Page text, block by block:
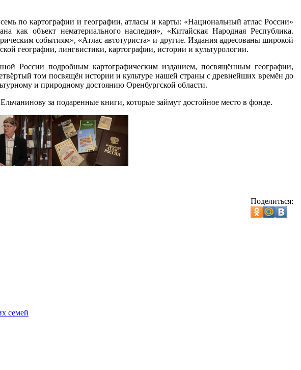
по картографии и географии, атласы и карты: «Национальный атлас России»
как объект нематериального наследия», «Китайская Народная Республика.
событиям», «Атлас автотуриста» и другие. Издания адресованы широкой
географии, лингвистики, картографии, истории и культурологии.
России подробным картографическим изданием, посвящённым географии,
том посвящён истории и культуре нашей страны с древнейших времён до
и природному достоянию Оренбургской области.
за подаренные книги, которые займут достойное место в фонде.
Поделиться:
семей